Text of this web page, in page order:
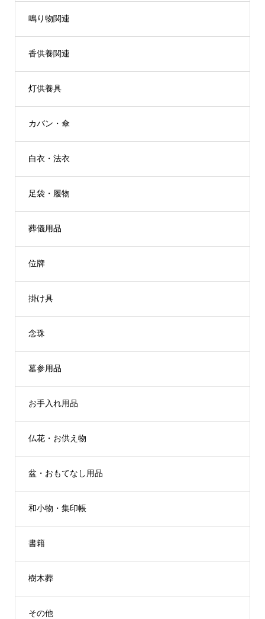
鳴り物関連
香供養関連
灯供養具
カバン・傘
白衣・法衣
足袋・履物
葬儀用品
位牌
掛け具
念珠
墓参用品
お手入れ用品
仏花・お供え物
盆・おもてなし用品
和小物・集印帳
書籍
樹木葬
その他